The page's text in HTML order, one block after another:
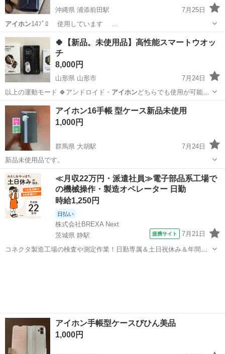
沖縄県 浦添前田駅
7月25日
アイホン
14ﾌﾟﾛ 使用しています …
沖縄 浦添市 浦添前田駅 ソフトバンク
🍀【新品。未使用品】高性能スマートウオッ
チ
8,000円
山形県 山形市
7月24日
以上の運動モード 🍀アンドロイド・ アイホンどちらでも使用が可能で
す！ ◆…
山形 山形市 その他 新品
アイホン16手帳 型ケース新品未使用
1,000円
群馬県 大胡駅
7月24日
新品未使用品です。
群馬 前橋市 大胡駅 携帯アクセサリー アイホン
≪月収22万円・派遣社員≫電子部品系工場で
の機械操作・製造オペレーター 日勤
時給1,250円
日払い
株式会社BREXA Next
茨城県 静駅
提携サイト 7月21日
コネクタ製造工場の検査や測定作業！日勤専属＆土日祝休み＆年間休
アイホン手帳型ケースびひん美品
1,000円